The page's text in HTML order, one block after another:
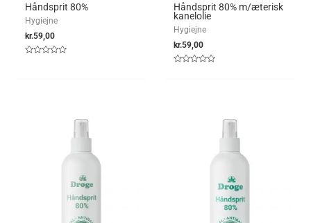
Håndsprit 80%
Hygiejne
kr.59,00
Håndsprit 80% m/æterisk
kanelolie
Hygiejne
kr.59,00